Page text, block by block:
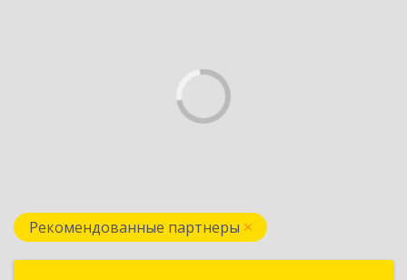
Рекомендованные партнеры